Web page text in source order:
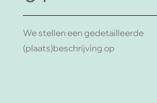
We stellen een gedetailleerde
(plaats)beschrijving op